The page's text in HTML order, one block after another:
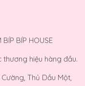
BÍP BÍP HOUSE
hiệu hàng đầu.
Thủ Dầu Một,